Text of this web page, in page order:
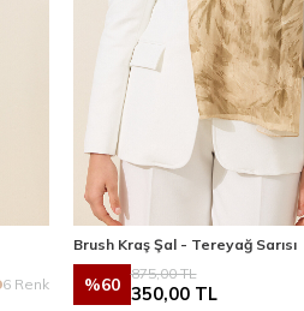
6 Renk
Brush Kraş Şal - Tereyağ Sarısı
%60
875,00TL
350,00TL